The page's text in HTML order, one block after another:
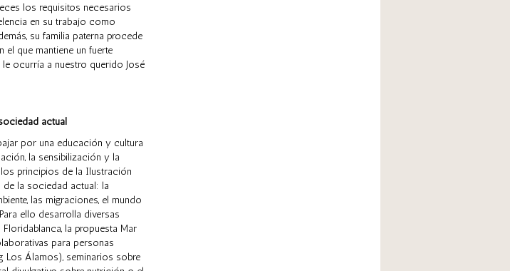
los requisitos necesarios
en su trabajo como
su familia paterna procede
el que mantiene un fuerte
ocurría a nuestro querido José
actual
por una educación y cultura
la sensibilización y la
principios de la Ilustración
de la sociedad actual: la
las migraciones, el mundo
ello desarrolla diversas
la propuesta Mar
para personas
Los Álamos), seminarios sobre